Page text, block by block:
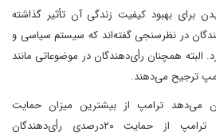
برای بهبود کیفیت زندگی آن تأثیر گذاشته
شرکت‌کنندگان در نظرسنجی گفته‌اند که سیستم سیاسی و
البته همچنان رأی‌دهندگان در موضوعاتی مانند
ترجیح می‌دهند.
می‌دهد‌ ترامپ از بیشترین میزان حمایت
سیاه‌پوستان برخوردار است. ترامپ از حمایت ۲۰‌درصدی رأی‌دهندگان